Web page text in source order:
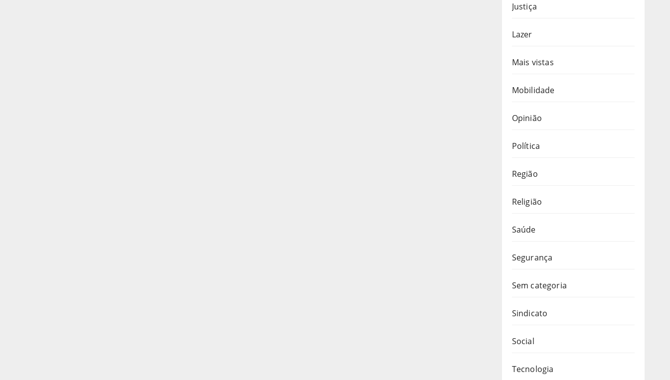
Justiça
Lazer
Mais vistas
Mobilidade
Opinião
Política
Região
Religião
Saúde
Segurança
Sem categoria
Sindicato
Social
Tecnologia